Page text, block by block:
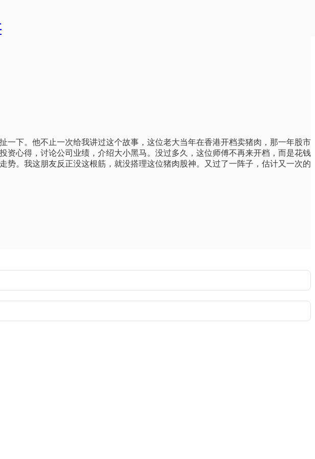
下。他不止一次给我讲过这个故事，这位老大当年在香港开档卖猪肉，那一年股市
心得，讨论公司业绩，介绍大小黑马。没过多久，这位师傅不再来开档，而是花钱
。我这朋友反正没这根筋，就没搭理这位猪肉股神。又过了一阵子，估计又一次的